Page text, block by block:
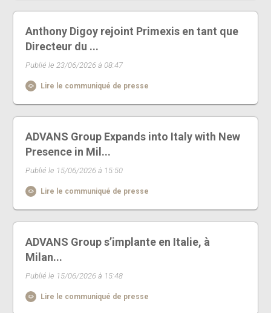
Anthony Digoy rejoint Primexis en tant que
Directeur du ...
Publié le 23/06/2026 à 08:47
Lire le communiqué de presse
ADVANS Group Expands into Italy with New
Presence in Mil...
Publié le 15/06/2026 à 15:50
Lire le communiqué de presse
ADVANS Group s’implante en Italie, à
Milan...
Publié le 15/06/2026 à 15:48
Lire le communiqué de presse